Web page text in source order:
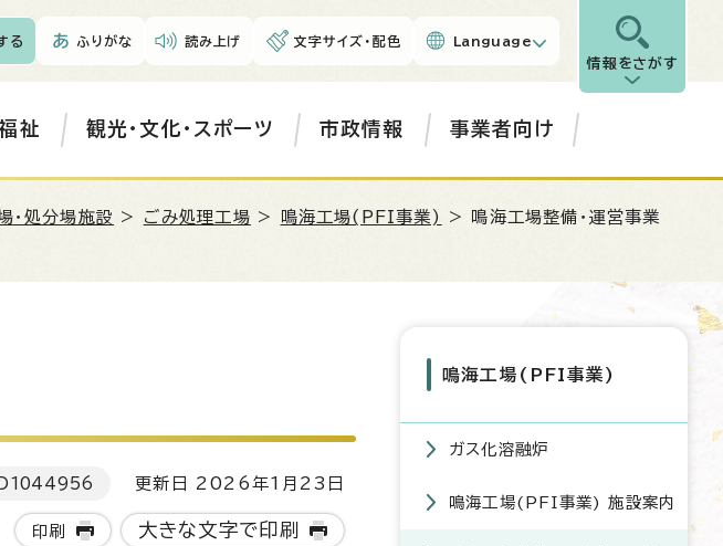
る ふりがな 読み上げ 文字サイズ・配色 Language
情報をさがす
祉 観光・文化・スポーツ 市政情報 事業者向け
・処分場施設 > ごみ処理工場 > 鳴海工場(PFI事業)
> 鳴海工場整備・運営事業
1044956 更新日 2026年1月23日
印刷 大きな文字で印刷
鳴海工場(PFI事業)
ガス化溶融炉
鳴海工場(PFI事業) 施設案内